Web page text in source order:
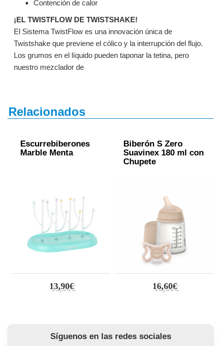
Contención de calor
¡EL TWISTFLOW DE TWISTSHAKE!
El Sistema TwistFlow es una innovación única de
Twistshake que previene el cólico y la interrupción del flujo.
Los grumos en el líquido pueden taponar la tetina, pero
nuestro mezclador de
Relacionados
Escurrebiberones
Marble Menta
13,90€
Biberón S Zero
Suavinex 180 ml con
Chupete
16,60€
Síguenos en las redes sociales